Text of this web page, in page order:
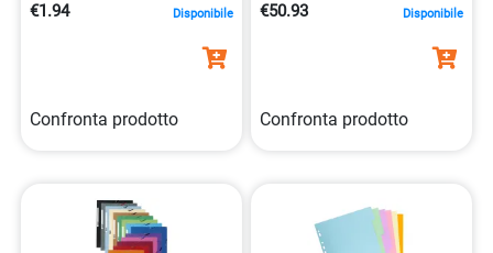
3130630021124
€1.94 Disponibile
Confronta prodotto
€50.93 Disponibile
Confronta prodotto